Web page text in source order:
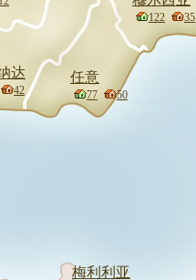
任意
77 50
达
42
梅利利亚
122 35